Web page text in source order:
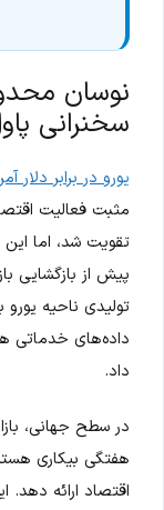
نوسان
سخنرانی
یورو در برابر دلار
مثبت فعالیت
تولیدی ناحیه یورو
داده‌های خدماتی
داد.
هفتگی بیکاری
اقتصاد ارائه دهد.